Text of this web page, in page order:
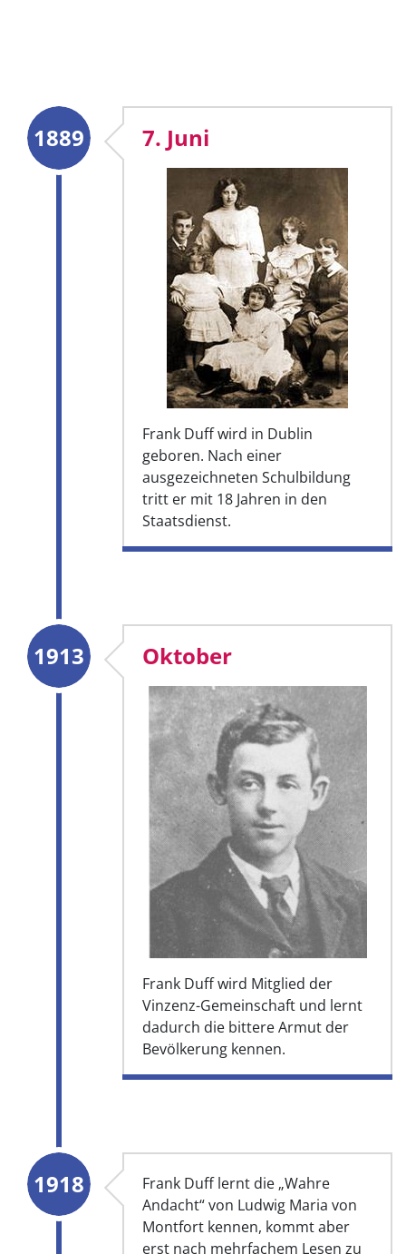
7. Juni
Frank Duff wird in Dublin
geboren. Nach einer
ausgezeichneten Schulbildung
tritt er mit 18 Jahren in den
Staatsdienst.
1889
Oktober
Frank Duff wird Mitglied der
Vinzenz-Gemeinschaft und lernt
dadurch die bittere Armut der
Bevölkerung kennen.
1913
Frank Duff lernt die „Wahre
Andacht“ von Ludwig Maria von
Montfort kennen, kommt aber
erst nach mehrfachem Lesen zu
1918